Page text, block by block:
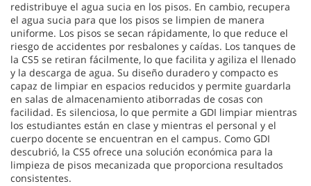
redistribuye el agua sucia en los pisos. En cambio, recupera
el agua sucia para que los pisos se limpien de manera
uniforme. Los pisos se secan rápidamente, lo que reduce el
riesgo de accidentes por resbalones y caídas. Los tanques de
la CS5 se retiran fácilmente, lo que facilita y agiliza el llenado
y la descarga de agua. Su diseño duradero y compacto es
capaz de limpiar en espacios reducidos y permite guardarla
en salas de almacenamiento atiborradas de cosas con
facilidad. Es silenciosa, lo que permite a GDI limpiar mientras
los estudiantes están en clase y mientras el personal y el
cuerpo docente se encuentran en el campus. Como GDI
descubrió, la CS5 ofrece una solución económica para la
limpieza de pisos mecanizada que proporciona resultados
consistentes.